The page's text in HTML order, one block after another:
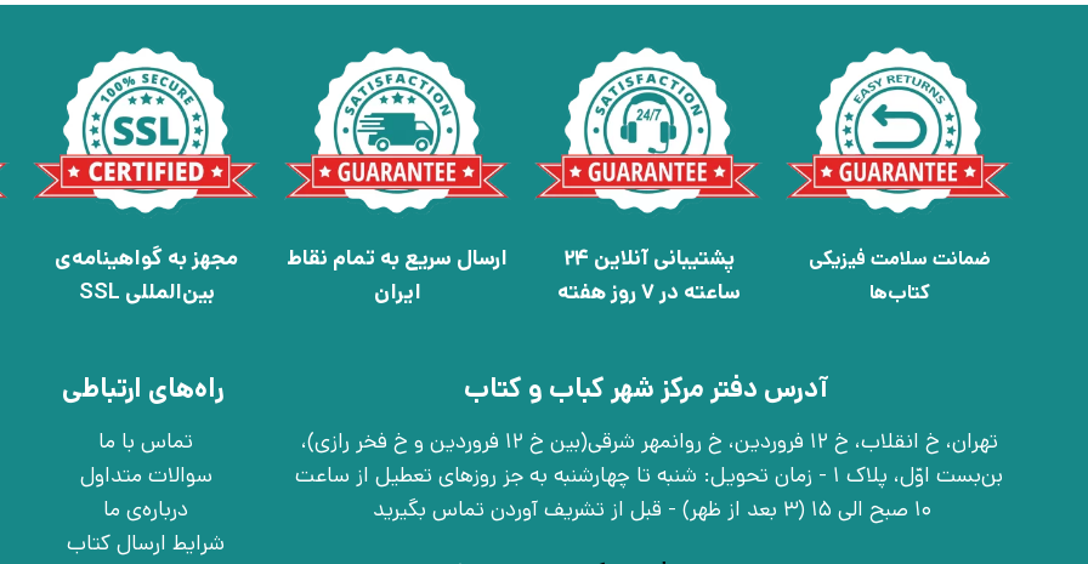
ضمانت سلامت فیزیکی
کتاب‌ها
پشتیبانی آنلاین 24
ساعته در 7 روز هفته
ارسال سریع به تمام نقاط
ایران
مجهز به گواهینامه‌ی
بین‌المللی SSL
آدرس دفتر مرکز شهر کباب و کتاب
تهران، خ انقلاب، خ 12 فروردین، خ روانمهر شرقی(بین خ 12 فروردین و خ فخر رازی)،
بن‌بست اوّل، پلاک 1 - زمان تحویل: شنبه تا چهارشنبه به جز روزهای تعطیل از ساعت
10 صبح الی 15 (3 بعد از ظهر) - قبل از تشریف آوردن تماس بگیرید
راه‌های ارتباطی
تماس با ما
سوالات متداول
درباره‌ی ما
شرایط ارسال کتاب